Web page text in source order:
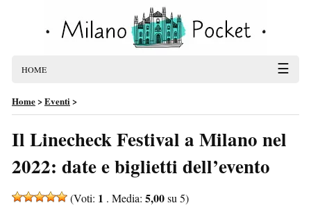
HOME ☰
Home>Eventi>
Il Linecheck Festival a Milano nel
2022: date e biglietti dell’evento
(Voti: 1 . Media: 5,00su 5)